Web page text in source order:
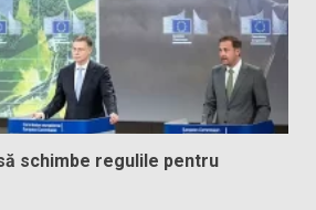
schimbe regulile pentru